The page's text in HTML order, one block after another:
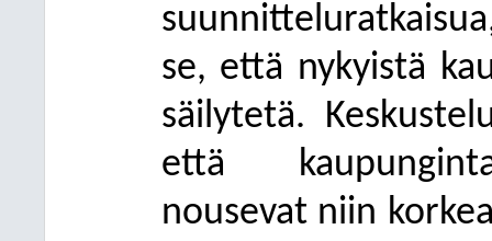
se, että nykyistä
säilytetä.
että
nousevat niin